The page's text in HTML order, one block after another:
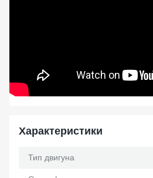
Характеристики
Тип двигуна